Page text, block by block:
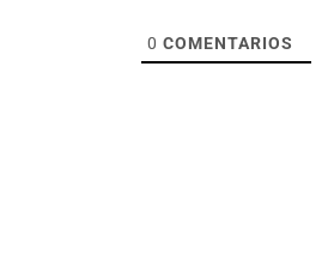
0 COMENTARIOS